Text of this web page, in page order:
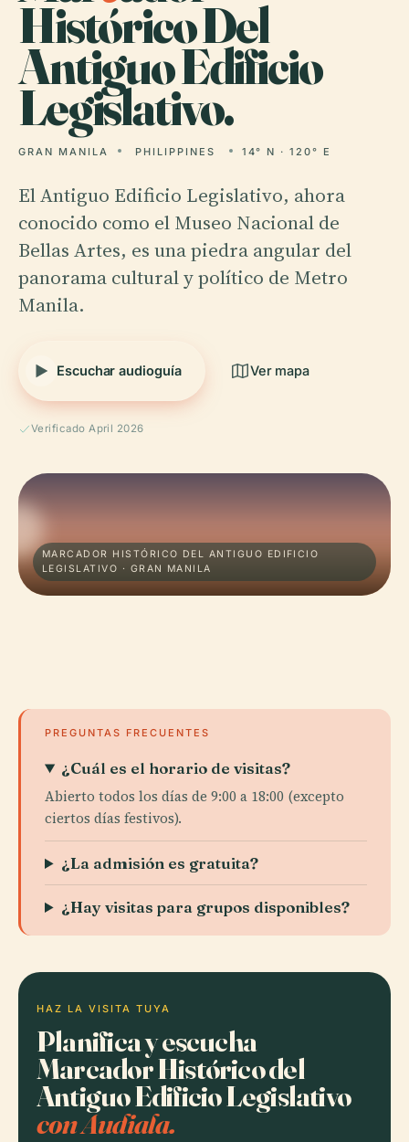
Histórico Del
Antiguo Edificio
Legislativo.
GRAN MANILA PHILIPPINES 14° N · 120° E
El Antiguo Edificio Legislativo, ahora
conocido como el Museo Nacional de
Bellas Artes, es una piedra angular del
panorama cultural y político de Metro
Manila.
Escuchar audioguía Ver mapa
Verificado April 2026
MARCADOR HISTÓRICO DEL ANTIGUO EDIFICIO
LEGISLATIVO · GRAN MANILA
PREGUNTAS FRECUENTES
¿Cuál es el horario de visitas?
Abierto todos los días de 9:00 a 18:00 (excepto
ciertos días festivos).
¿La admisión es gratuita?
¿Hay visitas para grupos disponibles?
HAZ LA VISITA TUYA
Planifica y escucha
Marcador Histórico del
Antiguo Edificio Legislativo
con Audiala.